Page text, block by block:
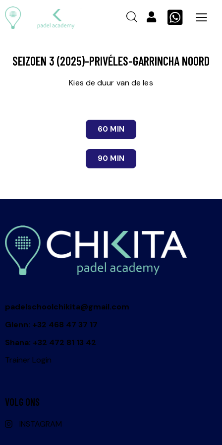
SEIZOEN 3 (2025)-PRIVÉLES-GARRINCHA NOORD
Kies de duur van de les
60 MIN
90 MIN
padelschoolchikita@gmail.com
Glenn: +32 468 47 37 17
Shana: +32 472 81 13 42
Trainer Login
VOLG ONS
INSTAGRAM